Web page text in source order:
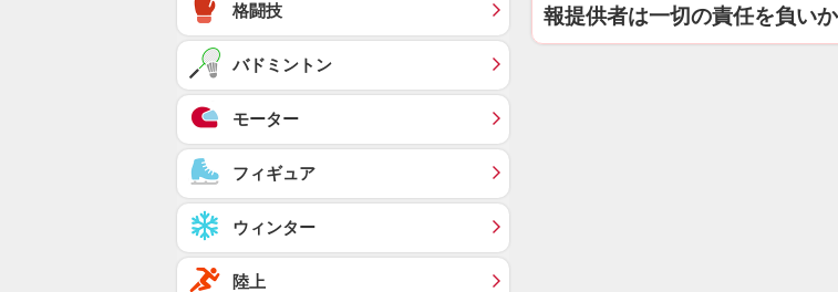
報提供者は一切の責任を負いか
格闘技
バドミントン
モーター
フィギュア
ウィンター
陸上